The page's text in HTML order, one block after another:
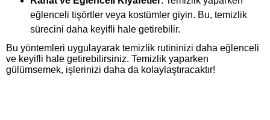
eğlenceli tişörtler veya kostümler giyin. Bu, temizlik
sürecini daha keyifli hale getirebilir.
Bu yöntemleri uygulayarak temizlik rutininizi daha eğlenceli
ve keyifli hale getirebilirsiniz. Temizlik yaparken
gülümsemek, işlerinizi daha da kolaylaştıracaktır!